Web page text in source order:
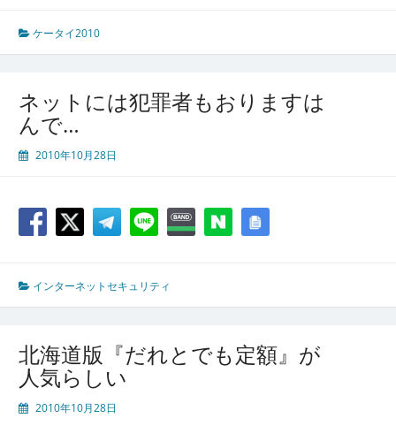
ケータイ2010
ネットには犯罪者もおりますは
んで…
2010年10月28日
インターネットセキュリティ
北海道版『だれとでも定額』が
人気らしい
2010年10月28日